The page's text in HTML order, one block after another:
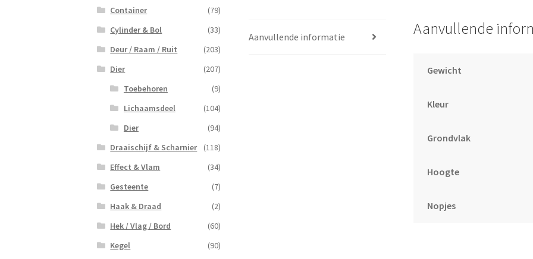
Aanvullende informatie Aanvullende
Gewicht
Kleur
Grondvlak
Hoogte
Nopjes
Container
(79)
Cylinder & Bol
(33)
Deur / Raam / Ruit
(203)
Dier
(207)
Toebehoren
(9)
Lichaamsdeel
(104)
Dier
(94)
Draaischijf & Scharnier
(118)
Effect & Vlam
(34)
Gesteente
(7)
Haak & Draad
(2)
Hek / Vlag / Bord
(60)
Kegel
(90)